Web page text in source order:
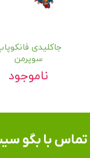
جاکلیدی
سوپرمن
ناموجود
تماس​​​​​​​ با بگو